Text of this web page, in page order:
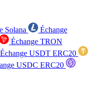
Solana
Échange
Échange TRON
Échange USDT ERC20
USDC ERC20